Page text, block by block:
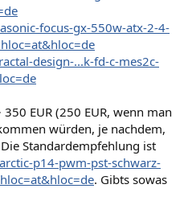
focus-gx-550w-atx-2-4-
design-...k-fd-c-mes2c-
EUR (250 EUR, wenn man
würden, je nachdem,
Standardempfehlung ist
p14-pwm-pst-schwarz-
. Gibts sowas